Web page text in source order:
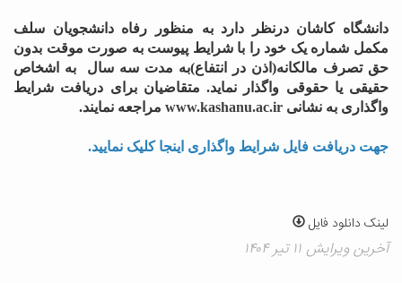
دانشگاه کاشان درنظر دارد به منظور رفاه دانشجویان سلف
مکمل شماره یک خود را با شرایط پیوست به صورت موقت بدون
حق تصرف مالکانه(اذن در انتفاع)به مدت سه سال به اشخاص
حقیقی یا حقوقی واگذار نماید. متقاضیان برای دریافت شرایط
واگذاری به نشانی www.kashanu.ac.ir مراجعه نمایند.
جهت دریافت فایل شرایط واگذاری اینجا کلیک نمایید.
لینک دانلود فایل
آخرین ویرایش ۱۱ تیر ۱۴۰۴